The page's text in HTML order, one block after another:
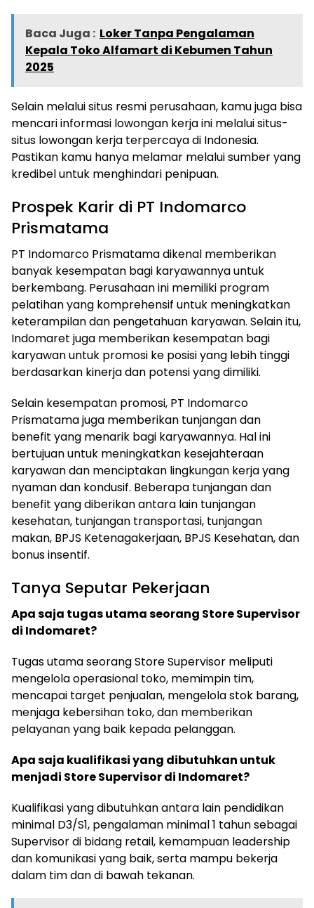
Baca Juga : Loker Tanpa Pengalaman
Kepala Toko Alfamart di Kebumen Tahun
2025
Selain melalui situs resmi perusahaan, kamu juga bisa
mencari informasi lowongan kerja ini melalui situs-
situs lowongan kerja terpercaya di Indonesia.
Pastikan kamu hanya melamar melalui sumber yang
kredibel untuk menghindari penipuan.
Prospek Karir di PT Indomarco
Prismatama
PT Indomarco Prismatama dikenal memberikan
banyak kesempatan bagi karyawannya untuk
berkembang. Perusahaan ini memiliki program
pelatihan yang komprehensif untuk meningkatkan
keterampilan dan pengetahuan karyawan. Selain itu,
Indomaret juga memberikan kesempatan bagi
karyawan untuk promosi ke posisi yang lebih tinggi
berdasarkan kinerja dan potensi yang dimiliki.
Selain kesempatan promosi, PT Indomarco
Prismatama juga memberikan tunjangan dan
benefit yang menarik bagi karyawannya. Hal ini
bertujuan untuk meningkatkan kesejahteraan
karyawan dan menciptakan lingkungan kerja yang
nyaman dan kondusif. Beberapa tunjangan dan
benefit yang diberikan antara lain tunjangan
kesehatan, tunjangan transportasi, tunjangan
makan, BPJS Ketenagakerjaan, BPJS Kesehatan, dan
bonus insentif.
Tanya Seputar Pekerjaan
Apa saja tugas utama seorang Store Supervisor
di Indomaret?
Tugas utama seorang Store Supervisor meliputi
mengelola operasional toko, memimpin tim,
mencapai target penjualan, mengelola stok barang,
menjaga kebersihan toko, dan memberikan
pelayanan yang baik kepada pelanggan.
Apa saja kualifikasi yang dibutuhkan untuk
menjadi Store Supervisor di Indomaret?
Kualifikasi yang dibutuhkan antara lain pendidikan
minimal D3/S1, pengalaman minimal 1 tahun sebagai
Supervisor di bidang retail, kemampuan leadership
dan komunikasi yang baik, serta mampu bekerja
dalam tim dan di bawah tekanan.